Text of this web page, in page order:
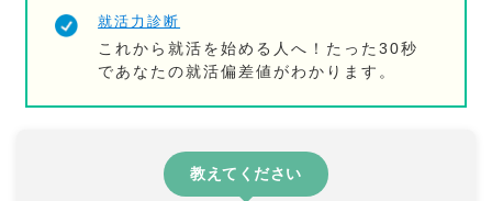
就活力診断
これから就活を始める人へ！たった30秒
であなたの就活偏差値がわかります。